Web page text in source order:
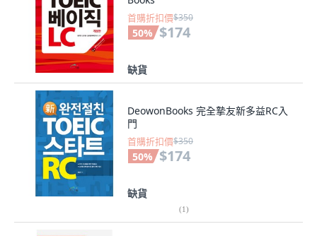
首購折扣價$350
50% $174
缺貨
DeowonBooks 完全摯友新多益RC入
門
首購折扣價$350
50% $174
缺貨
(1)